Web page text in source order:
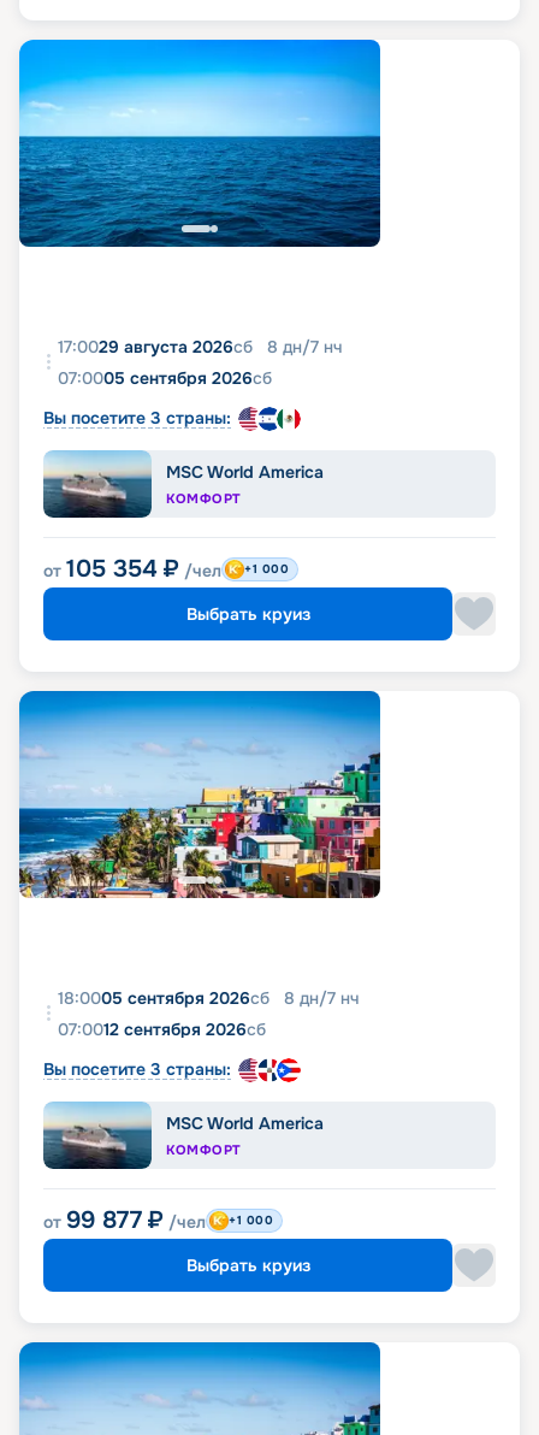
17:0029 августа 2026сб 8 дн/7 нч
07:0005 сентября 2026сб
Вы посетите 3 страны:
MSC World America
КОМФОРТ
от 105 354 ₽ /чел +1 000
Выбрать круиз
18:0005 сентября 2026сб 8 дн/7 нч
07:0012 сентября 2026сб
Вы посетите 3 страны:
MSC World America
КОМФОРТ
от 99 877 ₽ /чел +1 000
Выбрать круиз